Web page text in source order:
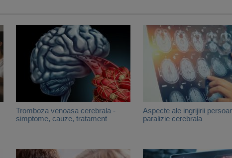
Tromboza venoasa cerebrala -
simptome, cauze, tratament
Aspecte ale ingrijirii
paralizie cerebrala